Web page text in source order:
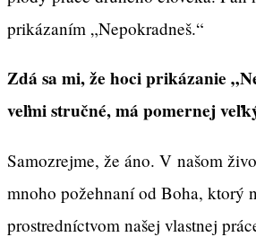
prikázaním „Nepokradneš.“
Zdá sa mi, že hoci prikázanie
veľmi stručné, má pomernej
Samozrejme, že áno. V našom
mnoho požehnaní od Boha, ktorý
prostredníctvom našej vlastnej